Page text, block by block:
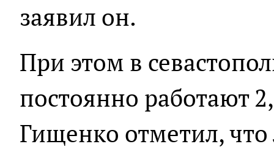
заявил он.
При этом в
постоянно работают
Гищенко отметил,